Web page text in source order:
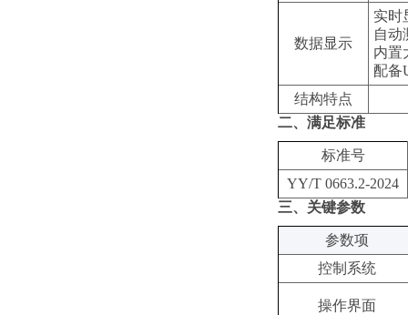
数据显示
实时
自动
内置
配备
结构特点
二、满足标准
标准号
YY/T 0663.2-2024
三、关键参数
‌参数项‌
控制系统
操作界面